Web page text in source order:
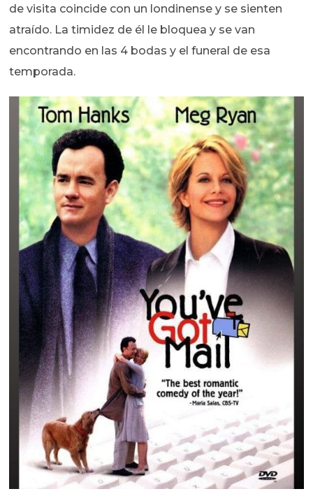
de visita coincide con un londinense y se sienten
atraído. La timidez de él le bloquea y se van
encontrando en las 4 bodas y el funeral de esa
temporada.